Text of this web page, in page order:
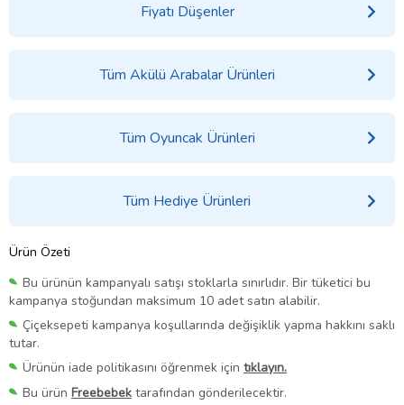
Fiyatı Düşenler
Tüm Akülü Arabalar Ürünleri
Tüm Oyuncak Ürünleri
Tüm Hediye Ürünleri
Ürün Özeti
Bu ürünün kampanyalı satışı stoklarla sınırlıdır. Bir tüketici bu
kampanya stoğundan maksimum 10 adet satın alabilir.
Çiçeksepeti kampanya koşullarında değişiklik yapma hakkını saklı
tutar.
Ürünün iade politikasını öğrenmek için tıklayın.
Bu ürün Freebebek tarafından gönderilecektir.